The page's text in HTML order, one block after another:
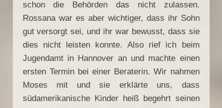
schon die Behörden das nicht zulassen.
Rossana war es aber wichtiger, dass ihr Sohn
gut versorgt sei, und ihr war bewusst, dass sie
dies nicht leisten konnte. Also rief ich beim
Jugendamt in Hannover an und machte einen
ersten Termin bei einer Beraterin. Wir nahmen
Moses mit und sie erklärte uns, dass
südamerikanische Kinder heiß begehrt seinen